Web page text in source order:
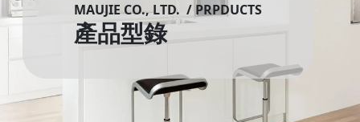
MAUJIE CO., LTD. / PRPDUCTS
產品型錄